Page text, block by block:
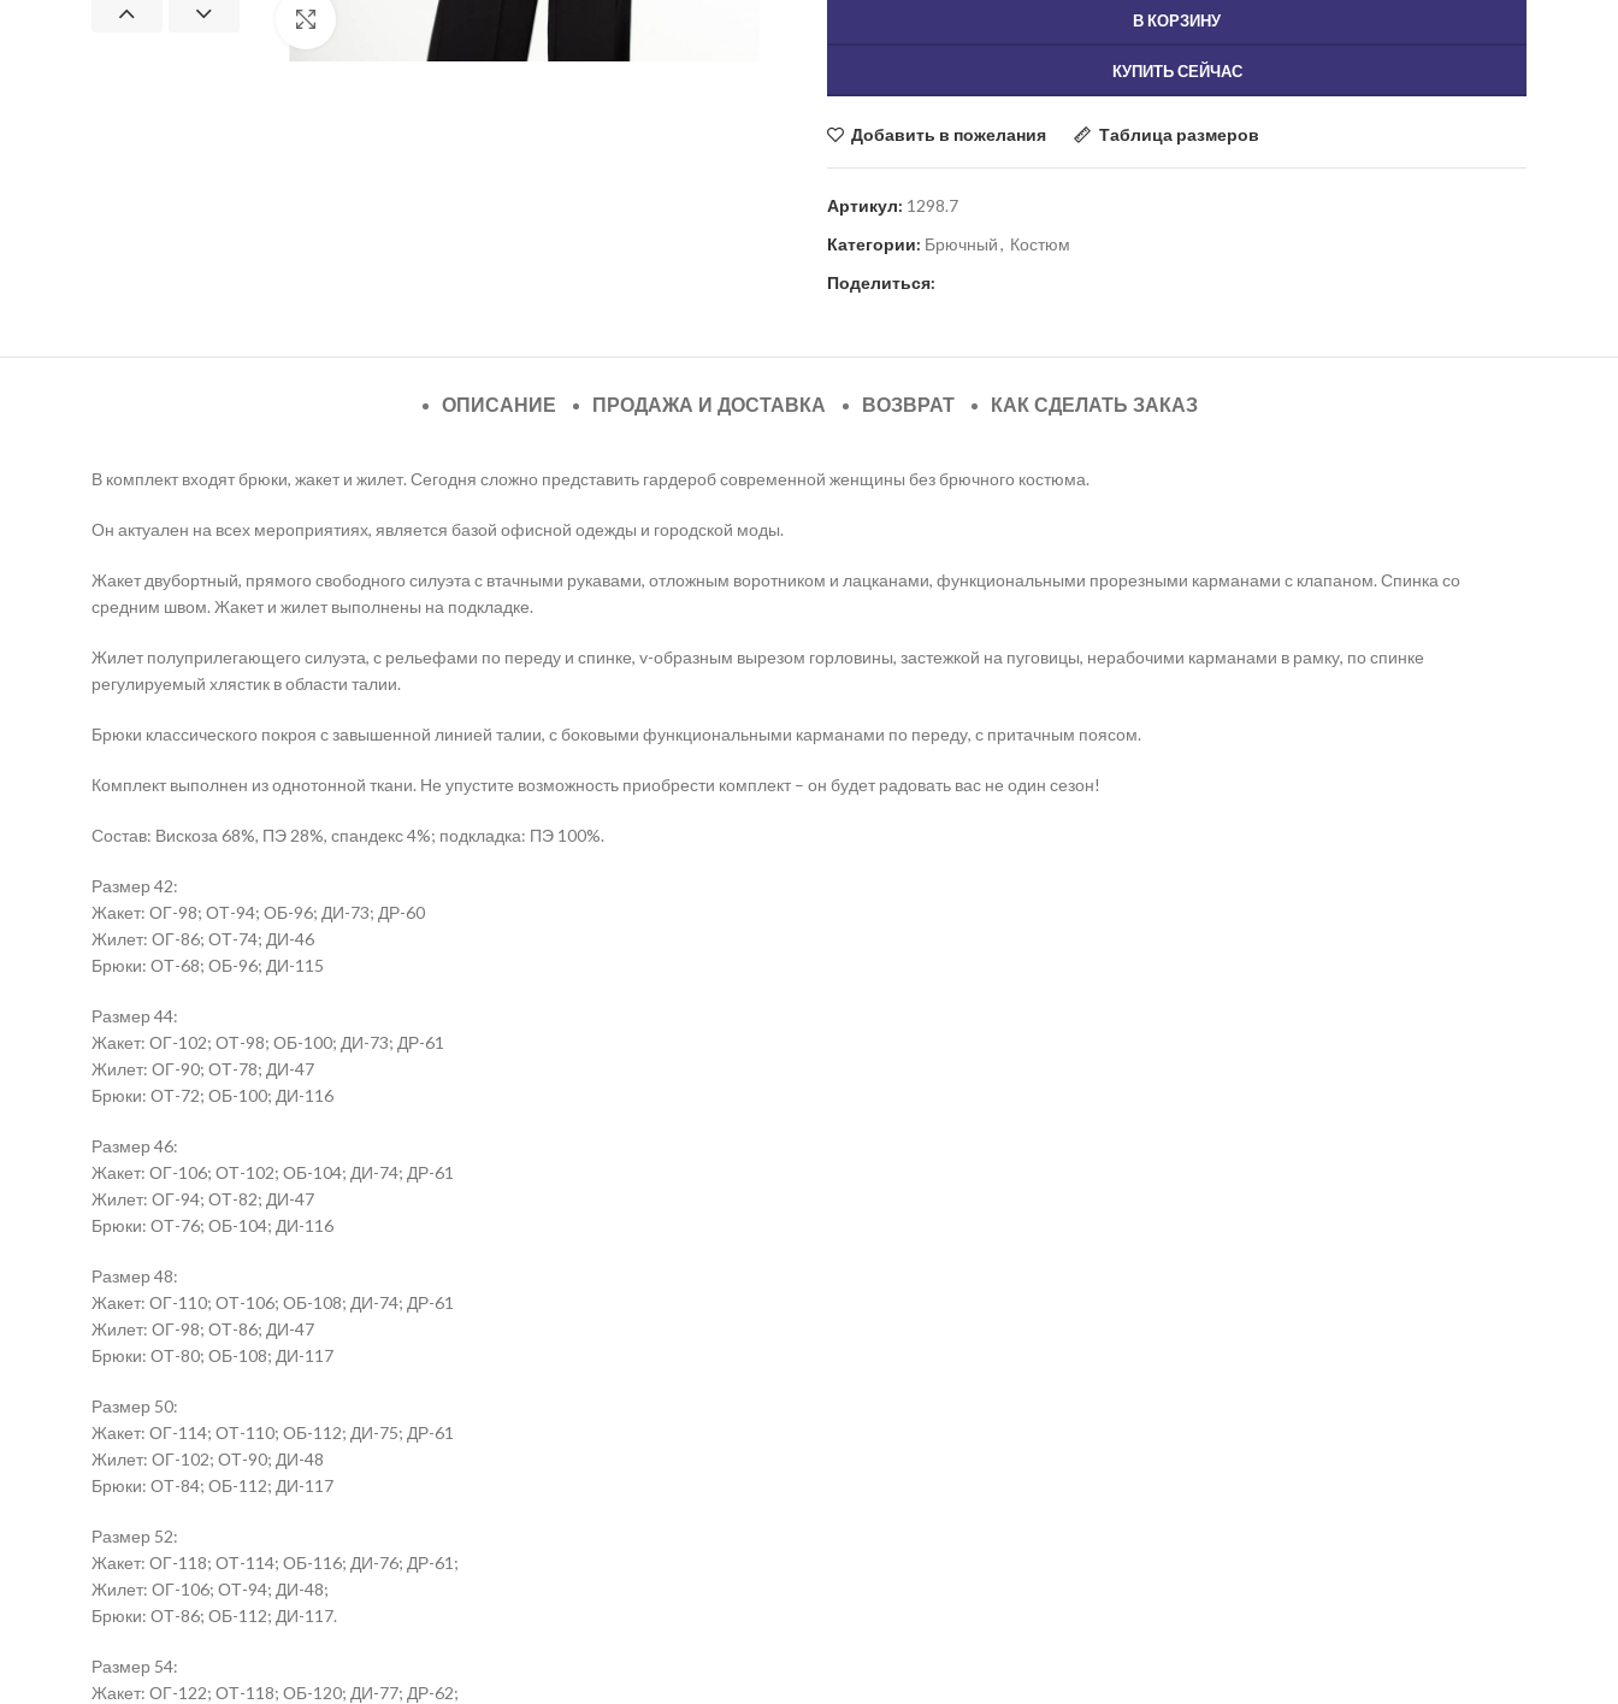
Нажмите, чтобы увеличить изображение В КОРЗИНУ
КУПИТЬ СЕЙЧАС
Добавить в пожелания Таблица размеров
Артикул: 1298.7
Категории: Брючный, Костюм
Поделиться:
ОПИСАНИЕ ПРОДАЖА И ДОСТАВКА ВОЗВРАТ КАК СДЕЛАТЬ ЗАКАЗ
В комплект входят брюки, жакет и жилет. Сегодня сложно представить гардероб современной женщины без брючного костюма.
Он актуален на всех мероприятиях, является базой офисной одежды и городской моды.
Жакет двубортный, прямого свободного силуэта с втачными рукавами, отложным воротником и лацканами, функциональными прорезными карманами с клапаном. Спинка со
средним швом. Жакет и жилет выполнены на подкладке.
Жилет полуприлегающего силуэта, с рельефами по переду и спинке, v-образным вырезом горловины, застежкой на пуговицы, нерабочими карманами в рамку, по спинке
регулируемый хлястик в области талии.
Брюки классического покроя с завышенной линией талии, с боковыми функциональными карманами по переду, с притачным поясом.
Комплект выполнен из однотонной ткани. Не упустите возможность приобрести комплект – он будет радовать вас не один сезон!
Состав: Вискоза 68%, ПЭ 28%, спандекс 4%; подкладка: ПЭ 100%.
Размер 42:
Жакет: ОГ-98; ОТ-94; ОБ-96; ДИ-73; ДР-60
Жилет: ОГ-86; ОТ-74; ДИ-46
Брюки: ОТ-68; ОБ-96; ДИ-115
Размер 44:
Жакет: ОГ-102; ОТ-98; ОБ-100; ДИ-73; ДР-61
Жилет: ОГ-90; ОТ-78; ДИ-47
Брюки: ОТ-72; ОБ-100; ДИ-116
Размер 46:
Жакет: ОГ-106; ОТ-102; ОБ-104; ДИ-74; ДР-61
Жилет: ОГ-94; ОТ-82; ДИ-47
Брюки: ОТ-76; ОБ-104; ДИ-116
Размер 48:
Жакет: ОГ-110; ОТ-106; ОБ-108; ДИ-74; ДР-61
Жилет: ОГ-98; ОТ-86; ДИ-47
Брюки: ОТ-80; ОБ-108; ДИ-117
Размер 50:
Жакет: ОГ-114; ОТ-110; ОБ-112; ДИ-75; ДР-61
Жилет: ОГ-102; ОТ-90; ДИ-48
Брюки: ОТ-84; ОБ-112; ДИ-117
Размер 52:
Жакет: ОГ-118; ОТ-114; ОБ-116; ДИ-76; ДР-61;
Жилет: ОГ-106; ОТ-94; ДИ-48;
Брюки: ОТ-86; ОБ-112; ДИ-117.
Размер 54:
Жакет: ОГ-122; ОТ-118; ОБ-120; ДИ-77; ДР-62;